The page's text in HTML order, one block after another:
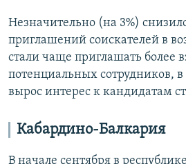
Незначительно (на 3%)
приглашений соискателей в
стали чаще приглашать более
потенциальных сотрудников, в
вырос интерес к кандидатам
Кабардино-Балкария
В начале сентября в